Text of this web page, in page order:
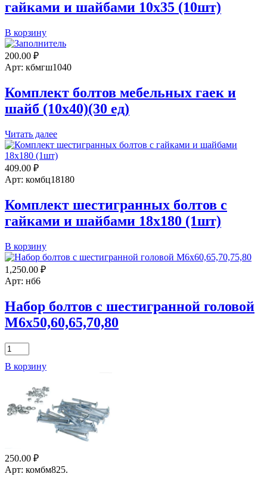
гайками и шайбами 10х35 (10шт)
Количество
товара
Комплект
шестигранных
болтов
с
гайками
и
шайбами
10х35
(10шт)
В корзину
200.00 ₽
Арт: кбмгш1040
Комплект болтов мебельных гаек и
шайб (10х40)(30 ед)
Читать далее
409.00 ₽
Арт: комбц18180
Комплект шестигранных болтов с
гайками и шайбами 18х180 (1шт)
Количество
товара
Комплект
шестигранных
болтов
с
гайками
и
шайбами
18х180
(1шт)
В корзину
1,250.00 ₽
Арт: нб6
Набор болтов с шестигранной головой
М6х50,60,65,70,80
Количество
товара
Набор
шестигранной
головой
М6х50,60,65,70,80
В корзину
250.00 ₽
Арт: комбм825.